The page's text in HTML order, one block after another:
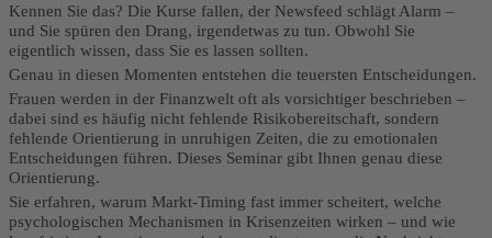
Kennen Sie das? Die Kurse fallen, der Newsfeed schlägt Alarm –
und Sie spüren den Drang, irgendetwas zu tun. Obwohl Sie
eigentlich wissen, dass Sie es lassen sollten.
Genau in diesen Momenten entstehen die teuersten Entscheidungen.
Frauen werden in der Finanzwelt oft als vorsichtiger beschrieben –
dabei sind es häufig nicht fehlende Risikobereitschaft, sondern
fehlende Orientierung in unruhigen Zeiten, die zu emotionalen
Entscheidungen führen. Dieses Seminar gibt Ihnen genau diese
Orientierung.
Sie erfahren, warum Markt-Timing fast immer scheitert, welche
psychologischen Mechanismen in Krisenzeiten wirken – und wie